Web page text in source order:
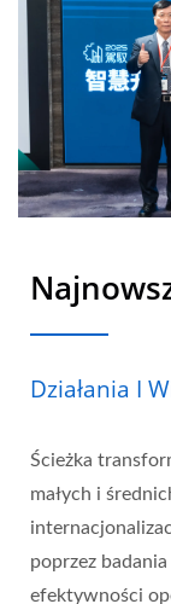
Działania I
Ścieżka
małych i
poprzez
efektywności